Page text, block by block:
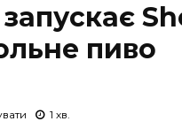
пиво
1 хв.